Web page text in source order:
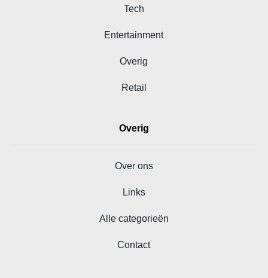
Tech
Entertainment
Overig
Retail
Overig
Over ons
Links
Alle categorieën
Contact